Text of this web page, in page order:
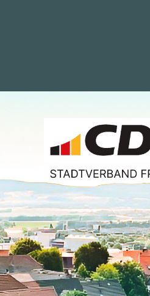
MIT! CDU
als
Lohne,